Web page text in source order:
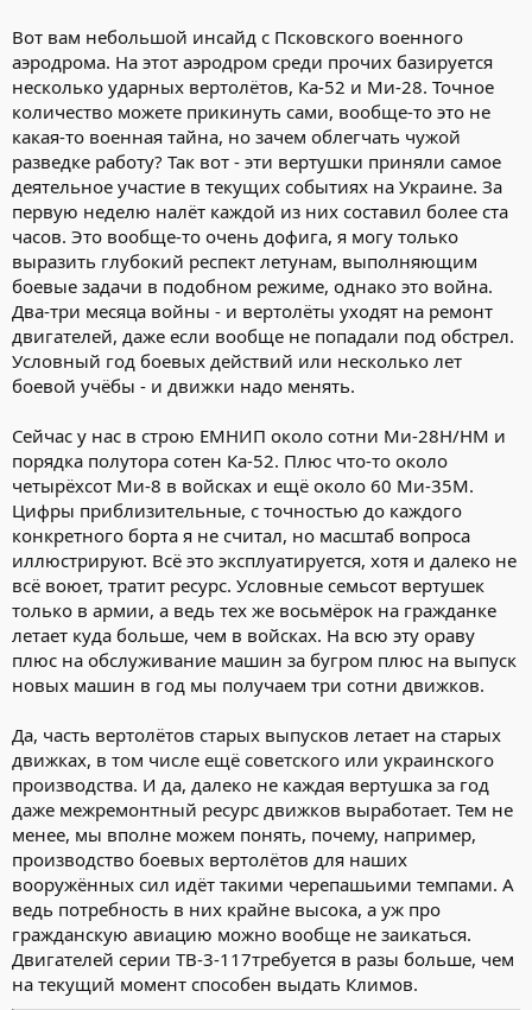
Вот вам небольшой инсайд с Псковского военного
аэродрома. На этот аэродром среди прочих базируется
несколько ударных вертолётов, Ка-52 и Ми-28. Точное
количество можете прикинуть сами, вообще-то это не
какая-то военная тайна, но зачем облегчать чужой
разведке работу? Так вот - эти вертушки приняли самое
деятельное участие в текущих событиях на Украине. За
первую неделю налёт каждой из них составил более ста
часов. Это вообще-то очень дофига, я могу только
выразить глубокий респект летунам, выполняющим
боевые задачи в подобном режиме, однако это война.
Два-три месяца войны - и вертолёты уходят на ремонт
двигателей, даже если вообще не попадали под обстрел.
Условный год боевых действий или несколько лет
боевой учёбы - и движки надо менять.
Сейчас у нас в строю ЕМНИП около сотни Ми-28Н/НМ и
порядка полутора сотен Ка-52. Плюс что-то около
четырёхсот Ми-8 в войсках и ещё около 60 Ми-35М.
Цифры приблизительные, с точностью до каждого
конкретного борта я не считал, но масштаб вопроса
иллюстрируют. Всё это эксплуатируется, хотя и далеко не
всё воюет, тратит ресурс. Условные семьсот вертушек
только в армии, а ведь тех же восьмёрок на гражданке
летает куда больше, чем в войсках. На всю эту ораву
плюс на обслуживание машин за бугром плюс на выпуск
новых машин в год мы получаем три сотни движков.
Да, часть вертолётов старых выпусков летает на старых
движках, в том числе ещё советского или украинского
производства. И да, далеко не каждая вертушка за год
даже межремонтный ресурс движков выработает. Тем не
менее, мы вполне можем понять, почему, например,
производство боевых вертолётов для наших
вооружённых сил идёт такими черепашьими темпами. А
ведь потребность в них крайне высока, а уж про
гражданскую авиацию можно вообще не заикаться.
Двигателей серии ТВ-3-117требуется в разы больше, чем
на текущий момент способен выдать Климов.